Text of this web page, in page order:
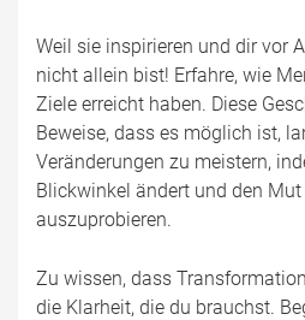
Weil sie inspirieren und dir vor
nicht allein bist! Erfahre, wie
Ziele erreicht haben. Diese
Beweise, dass es möglich ist,
Veränderungen zu meistern,
Blickwinkel ändert und den
auszuprobieren.
Zu wissen, dass
die Klarheit, die du brauchst.